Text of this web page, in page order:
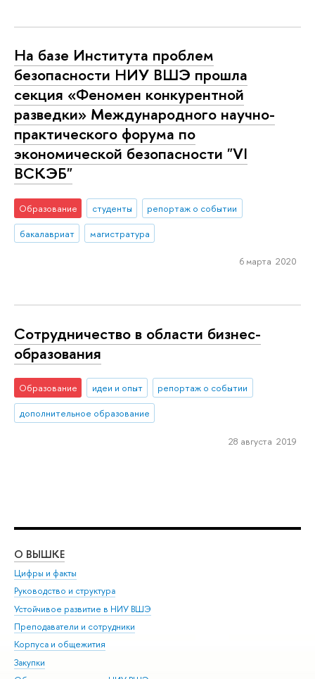
На базе Института проблем
безопасности НИУ ВШЭ прошла
секция «Феномен конкурентной
разведки» Международного научно-
практического форума по
экономической безопасности "VI
ВСКЭБ"
Образование студенты
репортаж о событии
бакалавриат
магистратура
6 марта 2020
Сотрудничество в области бизнес-
образования
Образование идеи и опыт
репортаж о событии
дополнительное образование
28 августа 2019
О ВЫШКЕ
Цифры и факты
Руководство и структура
Устойчивое развитие в НИУ ВШЭ
Преподаватели и сотрудники
Корпуса и общежития
Закупки